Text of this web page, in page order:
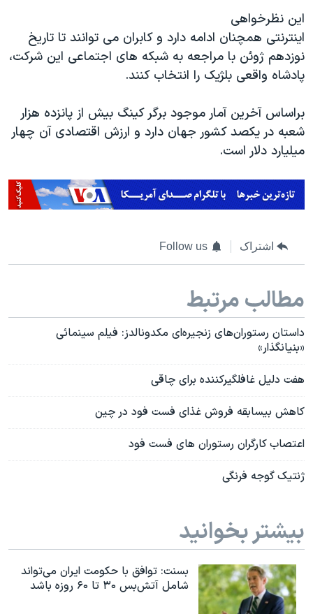
این نظرخواهی
اینترنتی همچنان ادامه دارد و کابران می توانند تا تاریخ
نوزدهم ژوئن با مراجعه به شبکه های اجتماعی این شرکت،
پادشاه واقعی بلژیک را انتخاب کنند.
براساس آخرین آمار موجود برگر کینگ بیش از پانزده هزار
شعبه در یکصد کشور جهان دارد و ارزش اقتصادی آن چهار
میلیارد دلار است.
اشتراک Follow us
مطالب مرتبط
داستان رستوران‌های زنجیره‌ای مکدونالدز: فیلم سینمائی
«بنیانگذار»
هفت دليل غافلگيرکننده برای چاقی
کاهش بیسابقه فروش غذای فست فود در چین
اعتصاب کارگران رستوران های فست فود
ژنتیک گوجه فرنگی
بیشتر بخوانید
بسنت: توافق با حکومت ایران می‌تواند
شامل آتش‌بس ۳۰ تا ۶۰ روزه باشد